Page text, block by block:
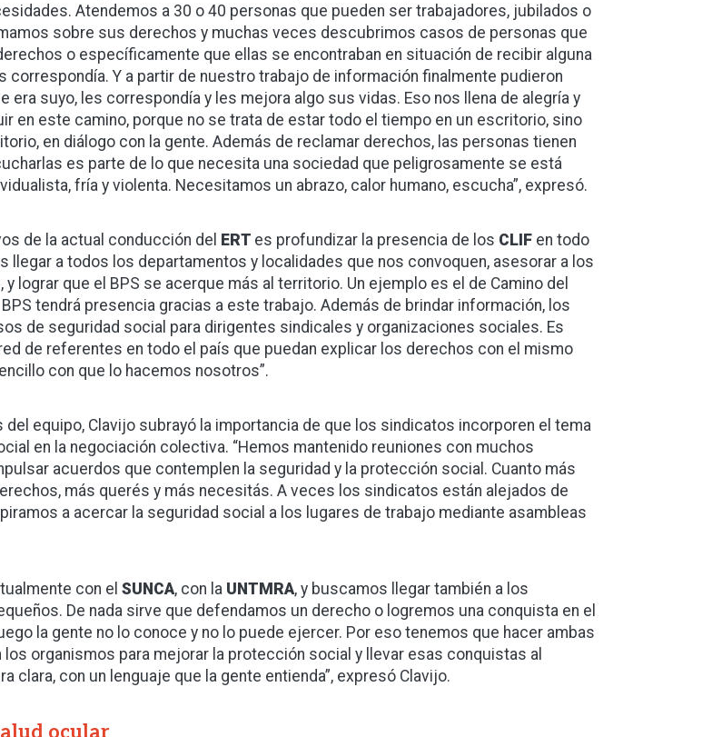
Atendemos a 30 o 40 personas que pueden ser trabajadores, jubilados o
sobre sus derechos y muchas veces descubrimos casos de personas que
o específicamente que ellas se encontraban en situación de recibir alguna
correspondía. Y a partir de nuestro trabajo de información finalmente pudieron
era suyo, les correspondía y les mejora algo sus vidas. Eso nos llena de alegría y
en este camino, porque no se trata de estar todo el tiempo en un escritorio, sino
en diálogo con la gente. Además de reclamar derechos, las personas tienen
es parte de lo que necesita una sociedad que peligrosamente se está
fría y violenta. Necesitamos un abrazo, calor humano, escucha”, expresó.
de la actual conducción del ERT es profundizar la presencia de los CLIF en todo
llegar a todos los departamentos y localidades que nos convoquen, asesorar a los
lograr que el BPS se acerque más al territorio. Un ejemplo es el de Camino del
tendrá presencia gracias a este trabajo. Además de brindar información, los
de seguridad social para dirigentes sindicales y organizaciones sociales. Es
de referentes en todo el país que puedan explicar los derechos con el mismo
con que lo hacemos nosotros”.
del equipo, Clavijo subrayó la importancia de que los sindicatos incorporen el tema
en la negociación colectiva. “Hemos mantenido reuniones con muchos
acuerdos que contemplen la seguridad y la protección social. Cuanto más
más querés y más necesitás. A veces los sindicatos están alejados de
a acercar la seguridad social a los lugares de trabajo mediante asambleas
con el SUNCA, con la UNTMRA, y buscamos llegar también a los
De nada sirve que defendamos un derecho o logremos una conquista en el
la gente no lo conoce y no lo puede ejercer. Por eso tenemos que hacer ambas
organismos para mejorar la protección social y llevar esas conquistas al
clara, con un lenguaje que la gente entienda”, expresó Clavijo.
ocular